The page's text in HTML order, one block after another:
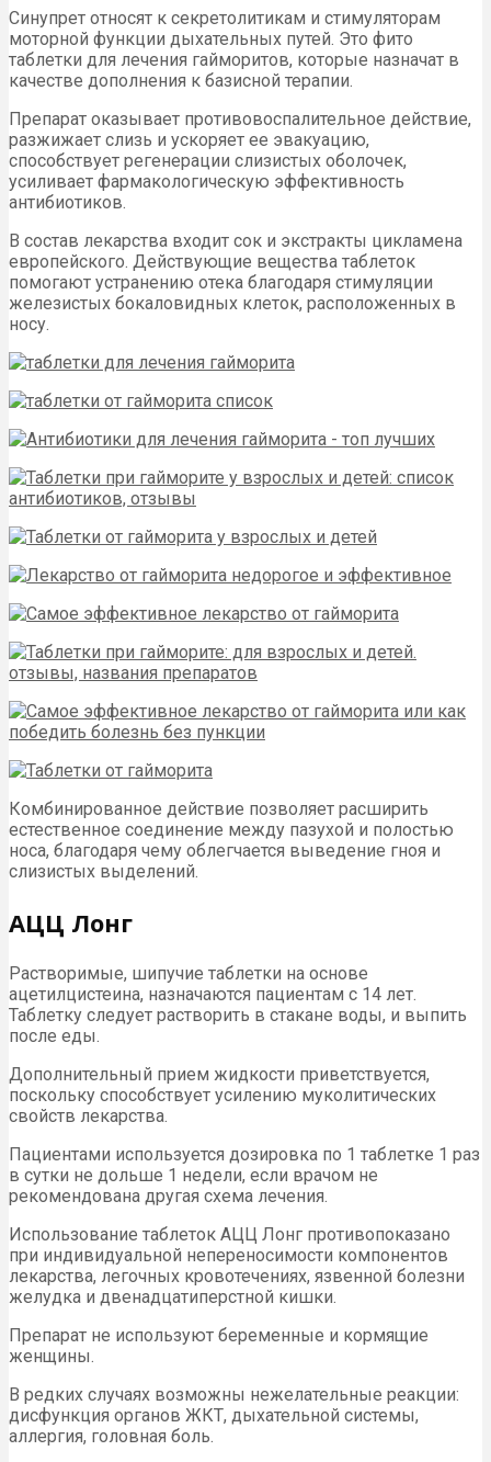
Синупрет относят к секретолитикам и стимуляторам
моторной функции дыхательных путей. Это фито
таблетки для лечения гайморитов, которые назначат в
качестве дополнения к базисной терапии.
Препарат оказывает противовоспалительное действие,
разжижает слизь и ускоряет ее эвакуацию,
способствует регенерации слизистых оболочек,
усиливает фармакологическую эффективность
антибиотиков.
В состав лекарства входит сок и экстракты цикламена
европейского. Действующие вещества таблеток
помогают устранению отека благодаря стимуляции
железистых бокаловидных клеток, расположенных в
носу.
Комбинированное действие позволяет расширить
естественное соединение между пазухой и полостью
носа, благодаря чему облегчается выведение гноя и
слизистых выделений.
АЦЦ Лонг
Растворимые, шипучие таблетки на основе
ацетилцистеина, назначаются пациентам с 14 лет.
Таблетку следует растворить в стакане воды, и выпить
после еды.
Дополнительный прием жидкости приветствуется,
поскольку способствует усилению муколитических
свойств лекарства.
Пациентами используется дозировка по 1 таблетке 1 раз
в сутки не дольше 1 недели, если врачом не
рекомендована другая схема лечения.
Использование таблеток АЦЦ Лонг противопоказано
при индивидуальной непереносимости компонентов
лекарства, легочных кровотечениях, язвенной болезни
желудка и двенадцатиперстной кишки.
Препарат не используют беременные и кормящие
женщины.
В редких случаях возможны нежелательные реакции:
дисфункция органов ЖКТ, дыхательной системы,
аллергия, головная боль.